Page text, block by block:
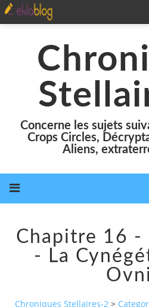
Concerne les sujets
Crops Circles,
Aliens,
Chapitre 16 -
- La
Chroniques Stellaires-2 >